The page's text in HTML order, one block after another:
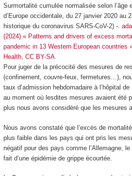
Surmortalité cumulée normalisée selon l’âge
d’Europe occidentale, du 27 janvier 2020 au
historique du coronavirus SARS-CoV-2) -.
(2024) « Patterns and drivers of excess
pandemic in 13 Western European countries
Health, CC BY-SA
Pour juger de la précocité des mesures de
(confinement, couvre-feux, fermetures…),
taux d’admission hebdomadaire à l’hôpital
au moment où lesdites mesures avaient été
plus nous avons considéré que les mesures
Nous avons constaté que l’excès de
plus faible dans les pays qui ont pris les
négatif pour des pays comme l’Allemagne,
fait d’une épidémie de grippe écourtée.